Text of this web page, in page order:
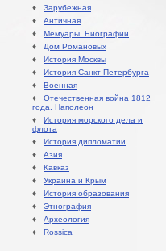
♦ Зарубежная
♦ Античная
♦ Мемуары. Биографии
♦ Дом Романовых
♦ История Москвы
♦ История Санкт-Петербурга
♦ Военная
♦ Отечественная война 1812
года. Наполеон
♦ История морского дела и
флота
♦ История дипломатии
♦ Азия
♦ Кавказ
♦ Украина и Крым
♦ История образования
♦ Этнография
♦ Археология
♦ Rossica